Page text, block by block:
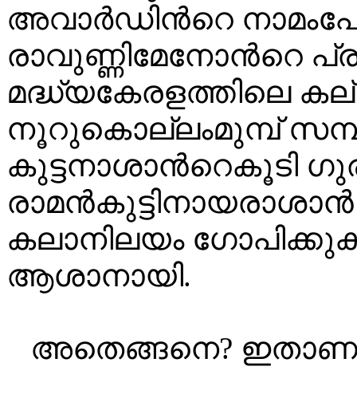
അവാർഡിൻറെ
രാവുണ്ണിമേനോൻറെ
മദ്ധ്യകേരളത്തിലെ
നൂറുകൊല്ലംമുമ്പ്
കുട്ടനാശാൻറെകൂടി
കലാനിലയം
ആശാനായി.
അതെങ്ങനെ?